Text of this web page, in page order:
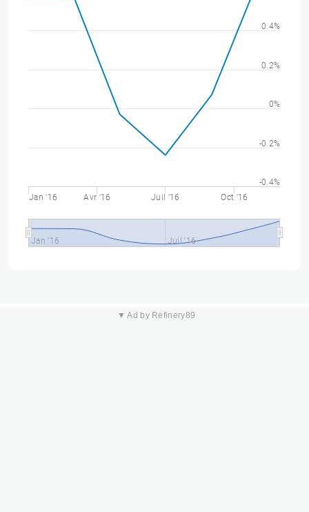
Jan '16 Avr '16 Juil '16 Oct '16
Jan '16 Juil '16
-0.4%
-0.2%
0%
0.2%
0.4%
▼ Ad by Refinery89